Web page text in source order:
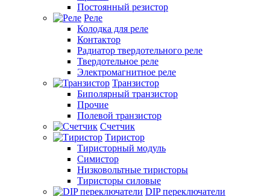
Постоянный резистор
Реле
Колодка для реле
Контактор
Радиатор твердотельного реле
Твердотельное реле
Электромагнитное реле
Транзистор
Биполярный транзистор
Прочие
Полевой транзистор
Счетчик
Тиристор
Тиристорный модуль
Симистор
Низковольтные тиристоры
Тиристоры силовые
DIP переключатели